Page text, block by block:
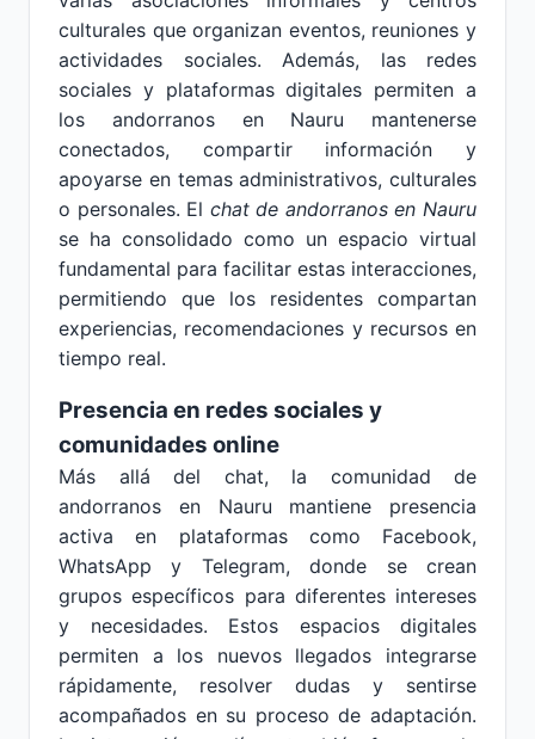
culturales que organizan eventos, reuniones y
actividades sociales. Además, las redes
sociales y plataformas digitales permiten a
los andorranos en Nauru mantenerse
conectados, compartir información y
apoyarse en temas administrativos, culturales
o personales. El chat de andorranos en Nauru
se ha consolidado como un espacio virtual
fundamental para facilitar estas interacciones,
permitiendo que los residentes compartan
experiencias, recomendaciones y recursos en
tiempo real.
Presencia en redes sociales y
comunidades online
Más allá del chat, la comunidad de
andorranos en Nauru mantiene presencia
activa en plataformas como Facebook,
WhatsApp y Telegram, donde se crean
grupos específicos para diferentes intereses
y necesidades. Estos espacios digitales
permiten a los nuevos llegados integrarse
rápidamente, resolver dudas y sentirse
acompañados en su proceso de adaptación.